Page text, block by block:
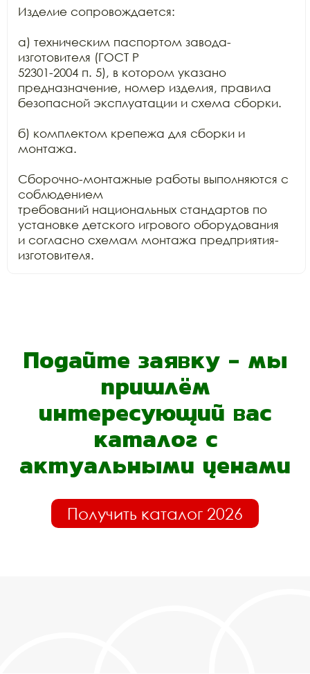
Изделие сопровождается:
а) техническим паспортом завода-
изготовителя (ГОСТ Р
52301-2004 п. 5), в котором указано
предназначение, номер изделия, правила
безопасной эксплуатации и схема сборки.
б) комплектом крепежа для сборки и
монтажа.
Сборочно-монтажные работы выполняются с
соблюдением
требований национальных стандартов по
установке детского игрового оборудования
и согласно схемам монтажа предприятия-
изготовителя.
Подайте заявку - мы
пришлём
интересующий вас
каталог с
актуальными ценами
Получить каталог 2026